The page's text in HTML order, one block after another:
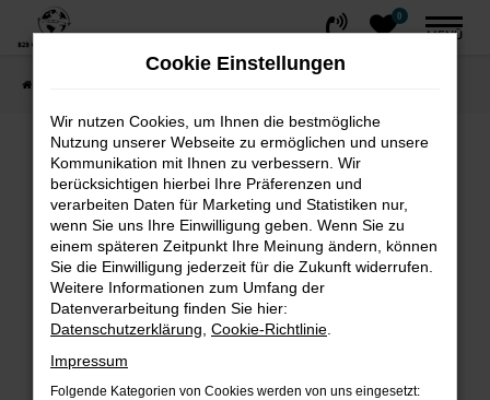
Zum
springen
0
MENÜ
Fehler: Network Error
Beim Laden ist ein Fehler aufgetreten.
Hier sind ein paar Tipps, die dir helfen können:
Überprüfe deine Firewall und deine
Internetverbindung.
Laden andere Webseiten, zum Beispiel
Prüfe deine Browsererweiterungen.
Cookie Einstellungen
Wir nutzen Cookies, um Ihnen die bestmögliche
Nutzung unserer Webseite zu ermöglichen und unsere
Kommunikation mit Ihnen zu verbessern. Wir
berücksichtigen hierbei Ihre Präferenzen und
verarbeiten Daten für Marketing und Statistiken nur,
wenn Sie uns Ihre Einwilligung geben. Wenn Sie zu
einem späteren Zeitpunkt Ihre Meinung ändern, können
Sie die Einwilligung jederzeit für die Zukunft widerrufen.
Weitere Informationen zum Umfang der
Datenverarbeitung finden Sie hier:
Datenschutzerklärung Cookie-Richtlinie
Impressum
Folgende Kategorien von Cookies werden von uns eingesetzt: